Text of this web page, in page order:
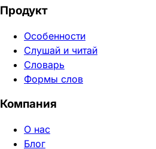
Продукт
Особенности
Слушай и читай
Словарь
Формы слов
Компания
О нас
Блог